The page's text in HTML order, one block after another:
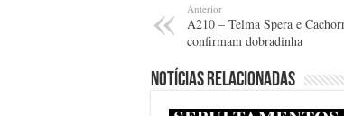
Anterior
A210 – Telma Spera e
confirmam dobradinha
Notícias relacionadas